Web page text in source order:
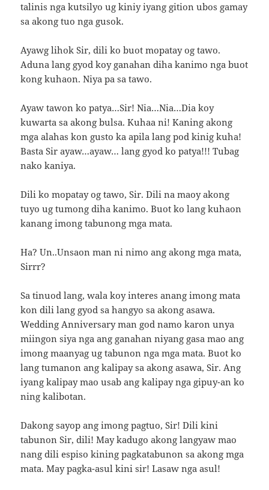
talinis nga kutsilyo ug kiniy iyang gition ubos gamay
sa akong tuo nga gusok.
Ayawg lihok Sir, dili ko buot mopatay og tawo.
Aduna lang gyod koy ganahan diha kanimo nga buot
kong kuhaon. Niya pa sa tawo.
Ayaw tawon ko patya…Sir! Nia…Nia…Dia koy
kuwarta sa akong bulsa. Kuhaa ni! Kaning akong
mga alahas kon gusto ka apila lang pod kinig kuha!
Basta Sir ayaw…ayaw… lang gyod ko patya!!! Tubag
nako kaniya.
Dili ko mopatay og tawo, Sir. Dili na maoy akong
tuyo ug tumong diha kanimo. Buot ko lang kuhaon
kanang imong tabunong mga mata.
Ha? Un..Unsaon man ni nimo ang akong mga mata,
Sirrr?
Sa tinuod lang, wala koy interes anang imong mata
kon dili lang gyod sa hangyo sa akong asawa.
Wedding Anniversary man god namo karon unya
miingon siya nga ang ganahan niyang gasa mao ang
imong maanyag ug tabunon nga mga mata. Buot ko
lang tumanon ang kalipay sa akong asawa, Sir. Ang
iyang kalipay mao usab ang kalipay nga gipuy-an ko
ning kalibotan.
Dakong sayop ang imong pagtuo, Sir! Dili kini
tabunon Sir, dili! May kadugo akong langyaw mao
nang dili espiso kining pagkatabunon sa akong mga
mata. May pagka-asul kini sir! Lasaw nga asul!